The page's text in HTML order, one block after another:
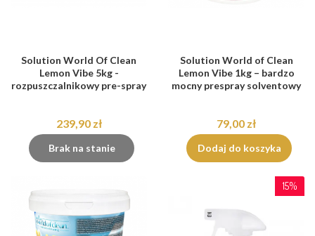
Solution World Of Clean
Lemon Vibe 5kg -
rozpuszczalnikowy pre-spray
239,90 zł
Brak na stanie
Solution World of Clean
Lemon Vibe 1kg – bardzo
mocny prespray solventowy
79,00 zł
Dodaj do koszyka
15%